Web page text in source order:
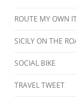
ROUTE MY OWN
SICILY ON THE
SOCIAL BIKE
TRAVEL TWEET